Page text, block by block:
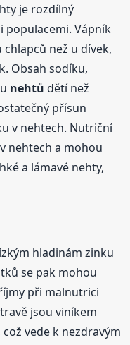
je rozdílný
populacemi. Vápník
než u dívek,
Obsah sodíku,
nehtů dětí než
přísun
v nehtech. Nutriční
nehtech a mohou
a lámavé nehty,
hladinám zinku
se pak mohou
při malnutrici
jsou viníkem
vede k nezdravým